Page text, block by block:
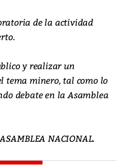
de la actividad
y realizar un
tema minero, tal como lo
debate en la Asamblea
NACIONAL.